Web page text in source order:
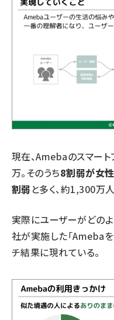
現在、Amebaのスマー
万。そのうち8割弱が女
割弱 と多く、約1,300万
実際にユーザーがどの
社が実施した「Ameba
チ結果に現れている。